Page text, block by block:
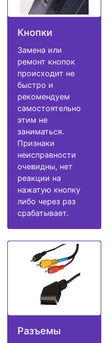
Кнопки
Замена или
ремонт кнопок
происходит не
быстро и
рекомендуем
самостоятельно
этим не
заниматься.
Признаки
неисправности
очевидны, нет
реакции на
нажатую кнопку
либо через раз
срабатывает.
Разъемы